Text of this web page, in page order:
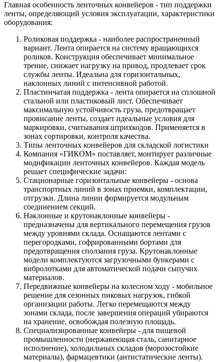
Главная особенность ленточных конвейеров - тип поддержки
ленты, определяющий условия эксплуатации, характеристики
оборудования:
Роликовая поддержка - наиболее распространенный
вариант. Лента опирается на систему вращающихся
роликов. Конструкция обеспечивает минимальное
трение, снижает нагрузку на привод, продлевает срок
службы ленты. Идеальна для горизонтальных,
наклонных линий с интенсивной работой.
Пластинчатая поддержка - лента опирается на сплошной
стальной или пластиковый лист. Обеспечивает
максимальную устойчивость груза, предотвращает
провисание ленты, создает идеальные условия для
маркировки, считывания штрихкодов. Применяется в
зонах сортировки, контроля качества.
Типы ленточных конвейеров для складской логистики
Компания «ГИКОМ» поставляет, монтирует различные
модификации ленточных конвейеров. Каждая модель
решает специфические задачи:
Стационарные горизонтальные конвейеры - основа
транспортных линий в зонах приемки, комплектации,
отгрузки. Длина линии формируется модульным
соединением секций.
Наклонные и крутонаклонные конвейеры -
предназначены для вертикального перемещения грузов
между уровнями склада. Оснащаются лентами с
перегородками, гофрированными бортами для
предотвращения сползания груза. Крутонаклонные
модели комплектуются загрузочными бункерами с
вибролотками для автоматической подачи сыпучих
материалов.
Передвижные конвейеры на колесном ходу - мобильное
решение для сезонных пиковых нагрузок, гибкой
организации работы. Легко перемещаются между
зонами склада, после завершения операций убираются
на хранение, освобождая полезную площадь.
Специализированные конвейеры - для пищевой
промышленности (нержавеющая сталь, санитарное
исполнение), холодильных складов (морозостойкие
материалы), фармацевтики (антистатические ленты).